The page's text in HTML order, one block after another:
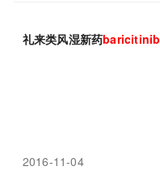
礼来类风湿新药baricitinib
2016-11-04